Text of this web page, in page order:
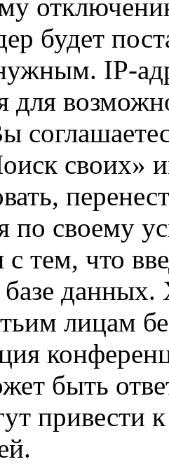
будет
IP-
для
своих»
по своему
с тем, что
базе
лицам
быть
привести